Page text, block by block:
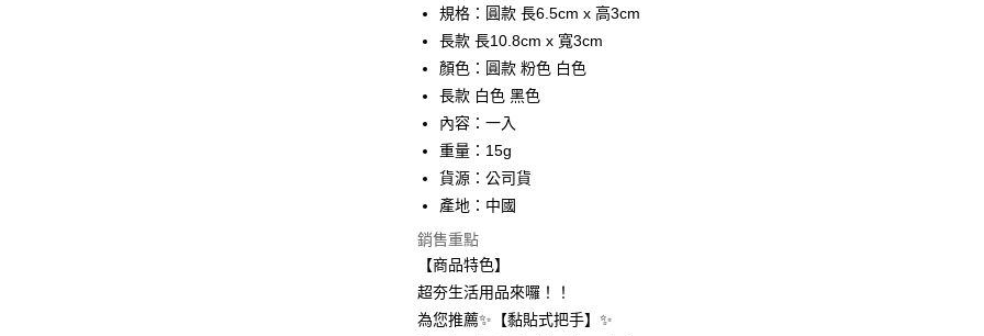
合作金庫商業銀行
華南商業銀行
國泰世華商業銀行
臺灣中小企業銀行
匯豐（台灣）商業銀行
聯邦商業銀行
元大商業銀行
台新國際商業銀行
台灣樂天信用卡公司
超商取貨付款
Apple Pay
悠遊付
AFTEE先享後付
相關說明
【關於「AFTEE先享後付」】
AFTEE先享後付是「在收到商品之後才付款」的支付方式。 讓您購物簡單
１．簡單：不需註冊會員、不需綁卡、不需儲值。
ATM付款
規格：圓款 長6.5cm x 高3cm
長款 長10.8cm x 寬3cm
顏色：圓款 粉色 白色
長款 白色 黑色
內容：一入
重量：15g
貨源：公司貨
產地：中國
銷售重點
【商品特色】
超夯生活用品來囉！！
為您推薦✨【黏貼式把手】✨